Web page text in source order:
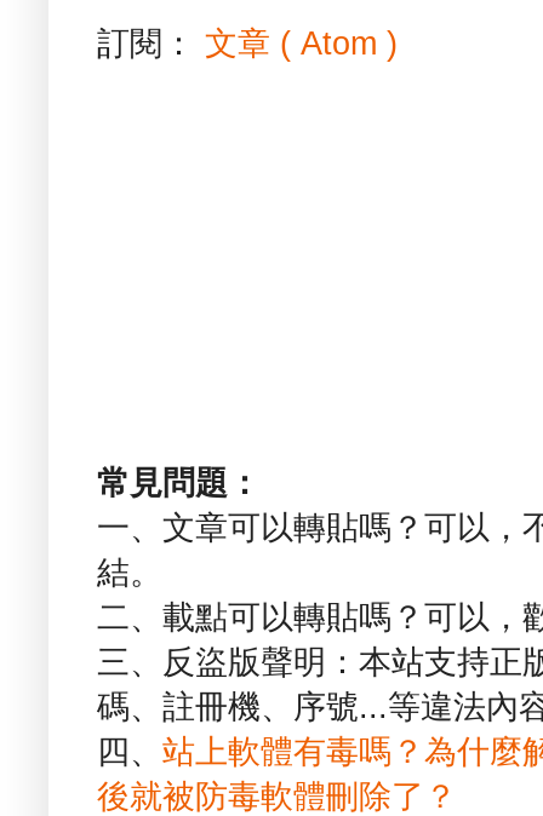
訂閱： 文章 ( Atom )
常見問題：
一、文章可以轉貼嗎？可以，
結。
二、載點可以轉貼嗎？可以，
三、反盜版聲明：本站支持正
碼、註冊機、序號...等違法內
四、 站上軟體有毒嗎？為什麼
後就被防毒軟體刪除了？